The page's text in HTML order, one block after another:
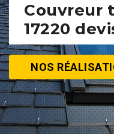
Couvreur
17220
NOS